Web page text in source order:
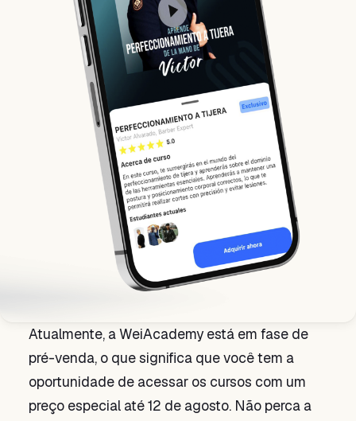
Atualmente, a WeiAcademy está em fase de
pré-venda, o que significa que você tem a
oportunidade de acessar os cursos com um
preço especial até 12 de agosto. Não perca a